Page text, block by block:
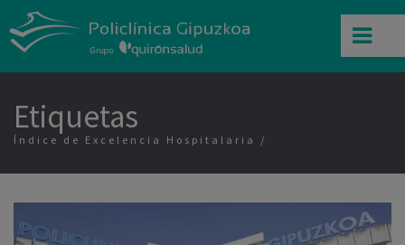
Etiquetas
Índice de Excelencia Hospitalaria